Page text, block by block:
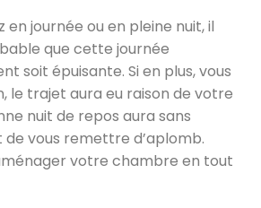
en journée ou en pleine nuit, il
que cette journée
soit épuisante. Si en plus, vous
le trajet aura eu raison de votre
nuit de repos aura sans
vous remettre d’aplomb.
votre chambre en tout